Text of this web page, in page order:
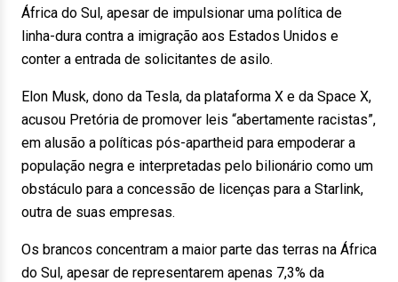
África do Sul, apesar de impulsionar uma política de
linha-dura contra a imigração aos Estados Unidos e
conter a entrada de solicitantes de asilo.
Elon Musk, dono da Tesla, da plataforma X e da Space X,
acusou Pretória de promover leis “abertamente racistas”,
em alusão a políticas pós-apartheid para empoderar a
população negra e interpretadas pelo bilionário como um
obstáculo para a concessão de licenças para a Starlink,
outra de suas empresas.
Os brancos concentram a maior parte das terras na África
do Sul, apesar de representarem apenas 7,3% da